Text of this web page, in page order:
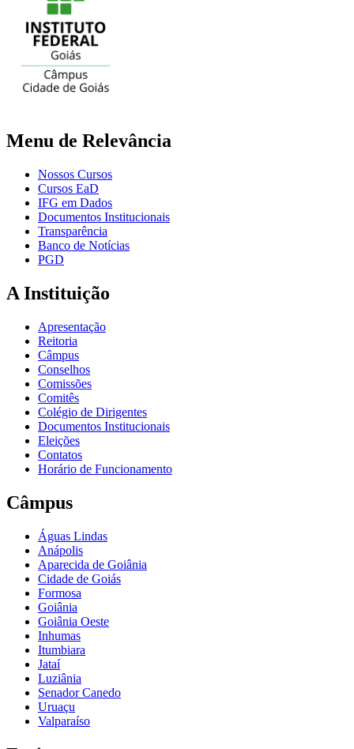
Menu de Relevância
Nossos Cursos
Cursos EaD
IFG em Dados
Documentos Institucionais
Transparência
Banco de Notícias
PGD
A Instituição
Apresentação
Reitoria
Câmpus
Conselhos
Comissões
Comitês
Colégio de Dirigentes
Documentos Institucionais
Eleições
Contatos
Horário de Funcionamento
Câmpus
Águas Lindas
Anápolis
Aparecida de Goiânia
Cidade de Goiás
Formosa
Goiânia
Goiânia Oeste
Inhumas
Itumbiara
Jataí
Luziânia
Senador Canedo
Uruaçu
Valparaíso